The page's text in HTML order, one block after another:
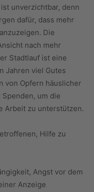
unverzichtbar, denn
dafür, dass mehr
Die
nach mehr
Stadtlauf ist eine
Jahren viel Gutes
von Opfern häuslicher
um die
Arbeit zu unterstützen.
Hilfe zu
Angst vor dem
Anzeige